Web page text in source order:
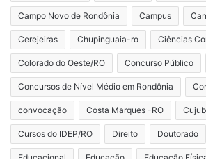
Campo Novo de Rondônia Campus
Cerejeiras Chupinguaia-ro Ciências
Colorado do Oeste/RO Concurso Público
Concursos de Nível Médio em Rondônia
convocação Costa Marques -RO
Cursos do IDEP/RO Direito Doutorado